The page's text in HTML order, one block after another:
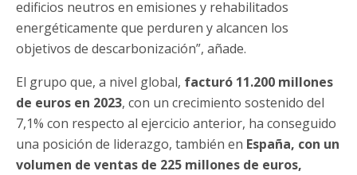
edificios neutros en emisiones y rehabilitados
energéticamente que perduren y alcancen los
objetivos de descarbonización”, añade.
El grupo que, a nivel global, facturó 11.200 millones
de euros en 2023, con un crecimiento sostenido del
7,1% con respecto al ejercicio anterior, ha conseguido
una posición de liderazgo, también en España, con un
volumen de ventas de 225 millones de euros,